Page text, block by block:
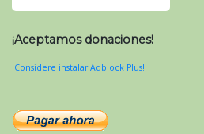
¡Aceptamos donaciones!
¡Considere instalar Adblock Plus!